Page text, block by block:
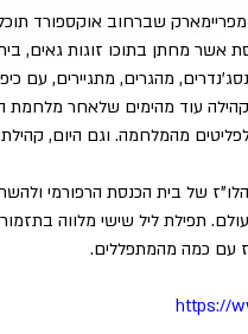
שברחוב אוקספורד
אשר מחתן בתוכו זוגות גאים,
מהגרים, מתגיירים, עם
עוד מהימים שלאחר
מהמלחמה. וגם היום,
של בית הכנסת הרפורמי
תפילת ליל שישי מלווה
עם כמה מהמתפללים.
https://